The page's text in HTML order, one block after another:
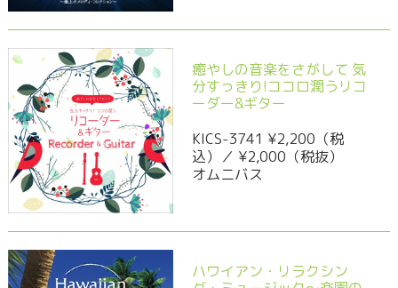
癒やしの音楽をさがして 気
分すっきり!ココロ潤うリコ
ーダー&ギター
KICS-3741 ¥2,200（税
込）／ ¥2,000（税抜）
オムニバス
ハワイアン・リラクシン